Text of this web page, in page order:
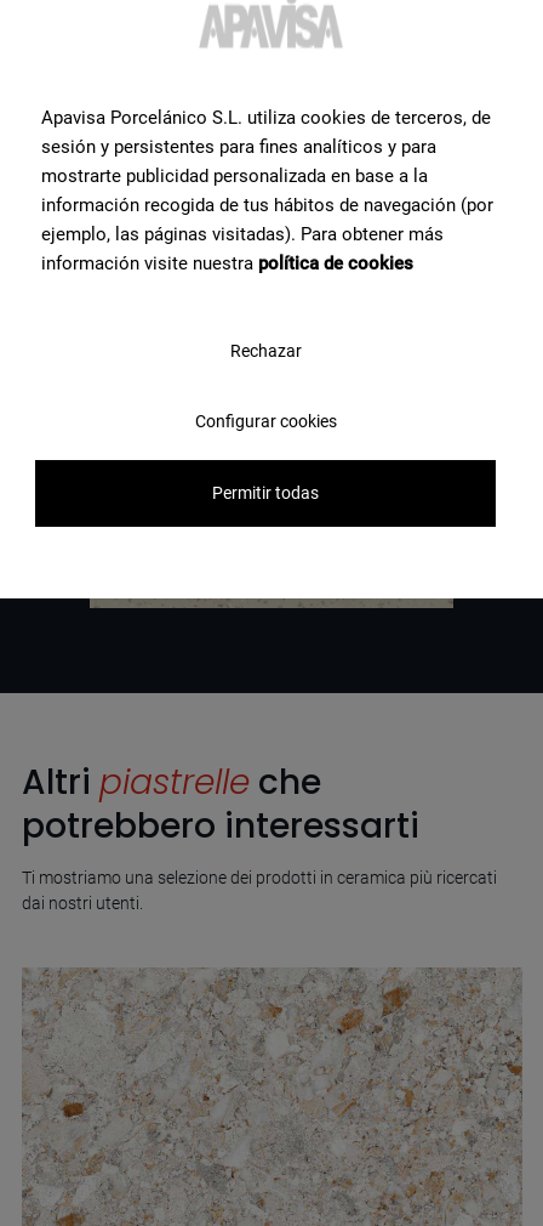
?
forniremo consulenza e tutte le risposte di cui hai bisogno per
realizzare il tuo progetto.
Contattaci
Altri piastrelleche
potrebbero interessarti
Ti mostriamo una selezione dei prodotti in ceramica più ricercati
dai nostri utenti.
Apavisa Porcelánico S.L. utiliza cookies de terceros, de
sesión y persistentes para fines analíticos y para
mostrarte publicidad personalizada en base a la
información recogida de tus hábitos de navegación (por
ejemplo, las páginas visitadas). Para obtener más
información visite nuestra política de cookies
Rechazar
Configurar cookies
Permitir todas